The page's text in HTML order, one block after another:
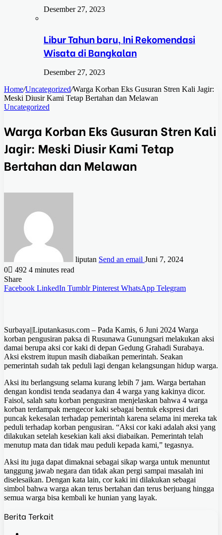
Desember 27, 2023
Libur Tahun baru, Ini Rekomendasi
Wisata di Bangkalan
Desember 27, 2023
Home/Uncategorized/Warga Korban Eks Gusuran Stren Kali Jagir:
Meski Diusir Kami Tetap Bertahan dan Melawan
Uncategorized
Warga Korban Eks Gusuran Stren Kali
Jagir: Meski Diusir Kami Tetap
Bertahan dan Melawan
liputan Send an email Juni 7, 2024
0
492 4 minutes read
Share
Facebook LinkedIn Tumblr Pinterest WhatsApp Telegram
Surbaya||Liputankasus.com – Pada Kamis, 6 Juni 2024 Warga
korban pengusiran paksa di Rusunawa Gunungsari melakukan aksi
damai berupa aksi cor kaki di depan Gedung Grahadi Surabaya.
Aksi ekstrem itupun masih diabaikan pemerintah. Seakan
pemerintah sudah tak peduli lagi dengan kelangsungan hidup warga.
Aksi itu berlangsung selama kurang lebih 7 jam. Warga bertahan
dengan kondisi tenda seadanya dan 4 warga yang kakinya dicor.
Faisol, salah satu korban pengusiran menjelaskan bahwa 4 warga
korban terdampak mengecor kaki sebagai bentuk ekspresi dari
puncak kekesalan terhadap pemerintah karena selama ini mereka tak
peduli terhadap korban pengusiran. “Aksi cor kaki adalah aksi yang
dilakukan setelah kesekian kali aksi diabaikan. Pemerintah telah
menutup mata dan tidak mau peduli kepada kami,” tegasnya.
Aksi itu juga dapat dimaknai sebagai sikap warga untuk menuntut
tanggung jawab negara dan tidak akan pergi sampai masalah ini
diselesaikan. Dengan kata lain, cor kaki ini dilakukan sebagai
simbol bahwa warga akan terus bertahan dan terus berjuang hingga
semua warga bisa kembali ke hunian yang layak.
Berita Terkait